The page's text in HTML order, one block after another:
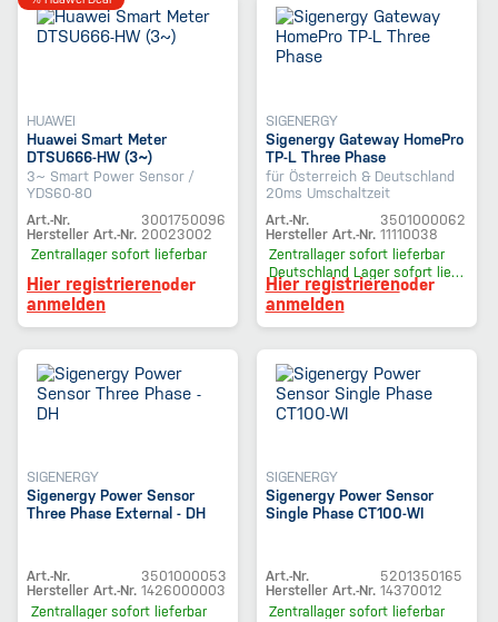
HUAWEI
Huawei Smart Meter
DTSU666-HW (3~)
3~ Smart Power Sensor /
YDS60-80
Art.-Nr.
3001750096
Hersteller Art.-Nr. 20023002
Zentrallager sofort lieferbar
Hier registrierenoder
anmelden
SIGENERGY
Sigenergy Gateway HomePro
TP-L Three Phase
für Österreich & Deutschland
20ms Umschaltzeit
Art.-Nr.
3501000062
Hersteller Art.-Nr. 11110038
Zentrallager sofort lieferbar
Deutschland Lager sofort lieferbar
Hier registrierenoder
anmelden
SIGENERGY
Sigenergy Power Sensor
Three Phase External - DH
Art.-Nr.
3501000053
Hersteller Art.-Nr. 1426000003
Zentrallager sofort lieferbar
SIGENERGY
Sigenergy Power Sensor
Single Phase CT100-WI
Art.-Nr.
5201350165
Hersteller Art.-Nr. 14370012
Zentrallager sofort lieferbar